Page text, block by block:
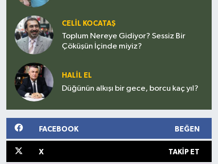
CELIL KOCATAŞ
Toplum Nereye Gidiyor? Sessiz Bir
Çöküşün İçinde miyiz?
HALIL EL
Düğünün alkışı bir gece, borcu kaç yıl?
FACEBOOK BEĞEN
X TAKIP ET